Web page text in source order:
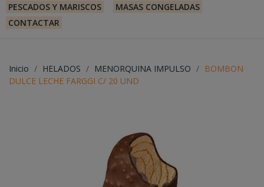
PESCADOS Y MARISCOS
MASAS CONGELADAS
CONTACTAR
Inicio HELADOS MENORQUINA IMPULSO
BOMBON
DULCE LECHE FARGGI C/ 20 UND